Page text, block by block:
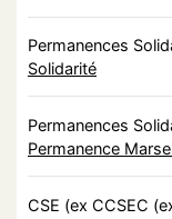
Permanences
Solidarité
Permanences
Permanence
CSE (ex CCSEC